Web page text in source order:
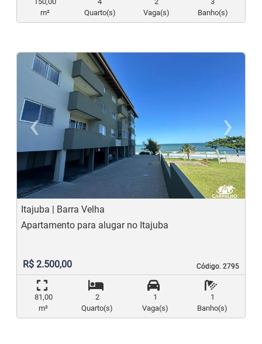
m²
Quarto(s)
Vaga(s)
Banho(s)
‹
Previous
›
Itajuba | Barra Velha
Código. 2795
Código. 2795
Apartamento para alugar no Itajuba
R$ 2.500,00
81,00
m²
2
Quarto(s)
1
Vaga(s)
1
Banho(s)